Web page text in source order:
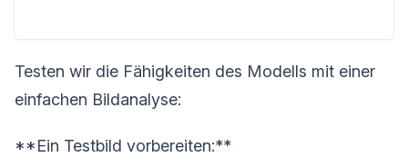
Testen wir die Fähigkeiten des Modells mit einer
einfachen Bildanalyse:
**Ein Testbild vorbereiten:**